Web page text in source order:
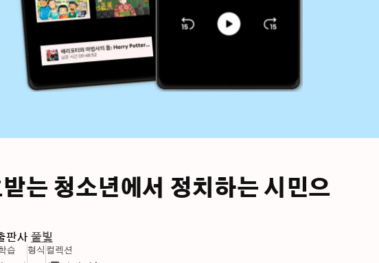
는 청소년에서 정치하는 시민으
판사 풀빛
습 형식 컬렉션